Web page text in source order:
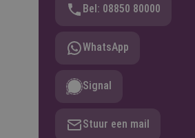
Bel: 08850 80000
WhatsApp
Signal
Stuur een mail